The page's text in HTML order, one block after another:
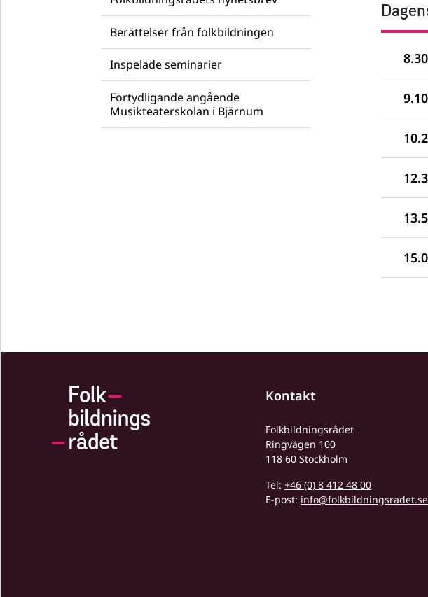
Berättelser från folkbildningen
Inspelade seminarier
Förtydligande angående
Musikteaterskolan i Bjärnum
Kontakt
Folkbildningsrådet
Ringvägen 100
118 60 Stockholm
Tel: +46 (0) 8 412 48 00
E-post: info@folkbildningsradet.se